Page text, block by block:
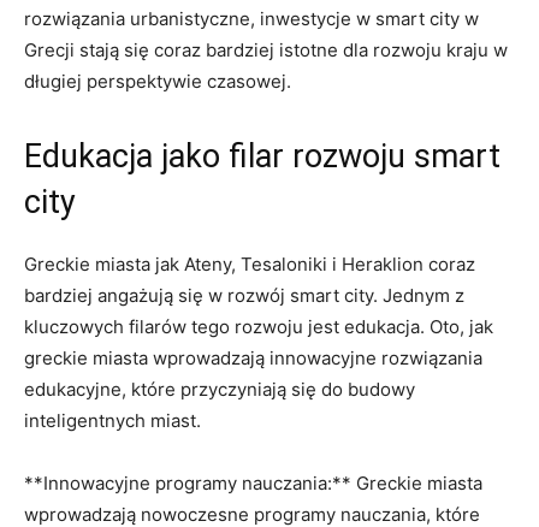
rozwiązania urbanistyczne, inwestycje w smart city w
Grecji stają się coraz bardziej istotne dla rozwoju kraju w
długiej perspektywie czasowej.
Edukacja jako filar rozwoju smart
city
Greckie miasta jak Ateny, Tesaloniki i Heraklion coraz
bardziej angażują się w rozwój smart city. Jednym z
kluczowych filarów tego rozwoju jest edukacja. Oto, jak
greckie miasta wprowadzają innowacyjne rozwiązania
edukacyjne, które przyczyniają się do budowy
inteligentnych miast.
**Innowacyjne programy nauczania:** Greckie miasta
wprowadzają nowoczesne programy nauczania, które